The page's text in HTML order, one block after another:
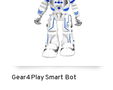
Gear4Play Smart Bot